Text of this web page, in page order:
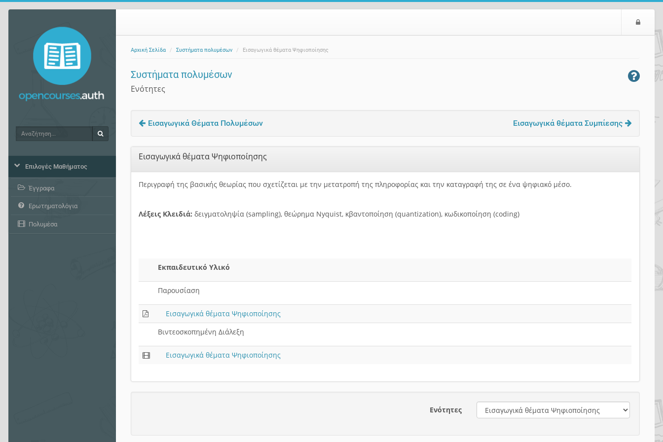
Αρχική Σελίδα Συστήματα πολυμέσων Εισαγωγικά θέματα Ψηφιοποίησης
Συστήματα πολυμέσων
Ενότητες
Εισαγωγικά Θέματα Πολυμέσων Εισαγωγικά θέματα Συμπίεσης
Εισαγωγικά θέματα Ψηφιοποίησης
Περιγραφή της βασικής θεωρίας που σχετίζεται με την μετατροπή της πληροφορίας και την καταγραφή της σε ένα ψηφιακό μέσο.
Λέξεις Κλειδιά:δειγματοληψία (sampling), θεώρημα Nyquist, κβαντοποίηση (quantization), κωδικοποίηση (coding)
Εκπαιδευτικό Υλικό
Παρουσίαση
Εισαγωγικά θέματα Ψηφιοποίησης
Βιντεοσκοπημένη Διάλεξη
Εισαγωγικά θέματα Ψηφιοποίησης
Ενότητες
Αναζήτηση
Επιλογές Μαθήματος
Έγγραφα
Ερωτηματολόγια
Πολυμέσα